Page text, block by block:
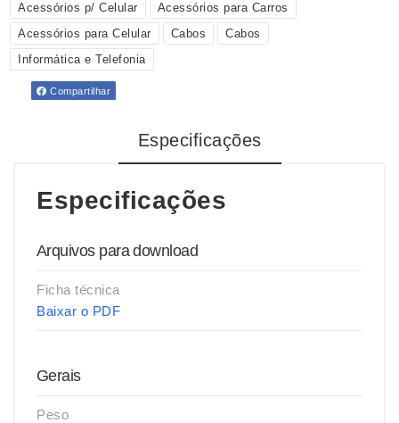
Acessórios p/ Celular
Acessórios para Carros
Acessórios para Celular
Cabos
Cabos
Informática e Telefonia
Compartilhar
Especificações
Especificações
Arquivos para download
Ficha técnica
Baixar o PDF
Gerais
Peso